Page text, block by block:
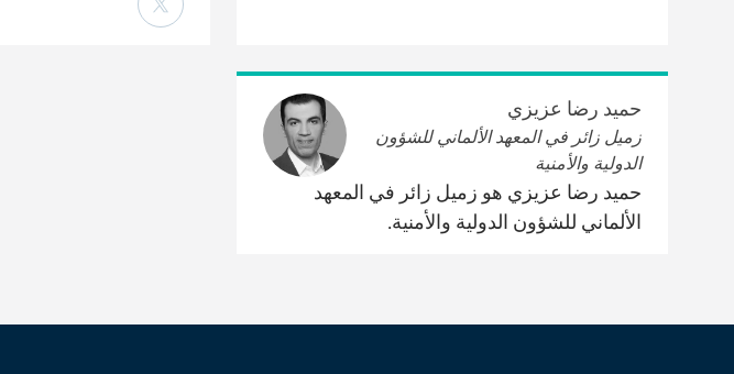
حميد رضا عزيزي
زميل زائر في المعهد الألماني للشؤون
الدولية والأمنية
حميد رضا عزيزي هو زميل زائر في المعهد
الألماني للشؤون الدولية والأمنية.